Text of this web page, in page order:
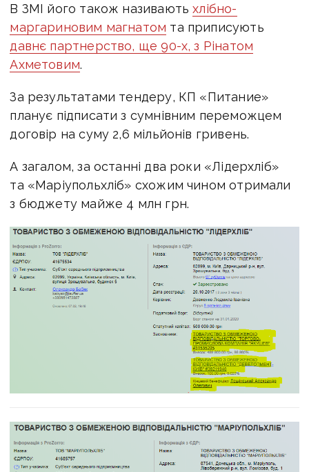
В ЗМІ його також називаютьхлібно-
маргариновим магнатом та приписують
давнє партнерство, ще 90-х, з Рінатом
Ахметовим.
За результатами тендеру, КП «Питание»
планує підписати з сумнівним переможцем
договір на суму 2,6 мільйонів гривень.
А загалом, за останні два роки «Лідерхліб»
та «Маріупольхліб» схожим чином отримали
з бюджету майже 4 млн грн.